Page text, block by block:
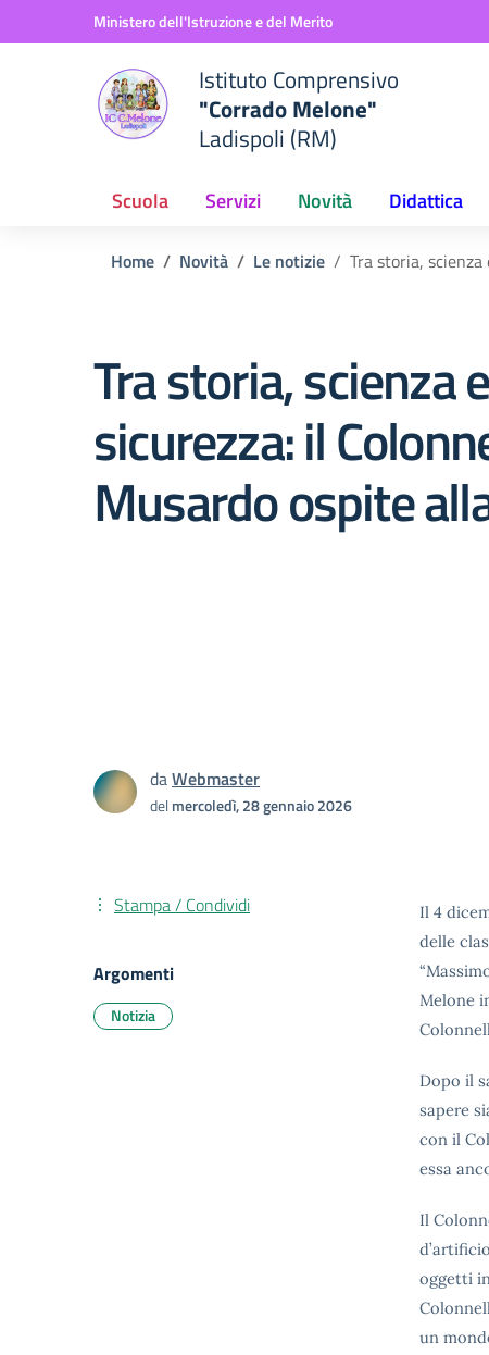
Vai ai contenuti
Vai al menu di navigazioneMinistero dell'Istruzione e del Merito
Istituto Comprensivo
"Corrado Melone"
Ladispoli (RM)
Scuola Servizi Novità Didattica
Home Novità Le notizie Tra storia,
Tra storia, scienza e
sicurezza: il
Musardo ospite
daWebmaster
delmercoledì, 28 gennaio 2026
Il 4
delle
Melone
Dopo il
sapere
con il
essa
Il
oggetti
un
Stampa / Condividi
Argomenti
Notizia